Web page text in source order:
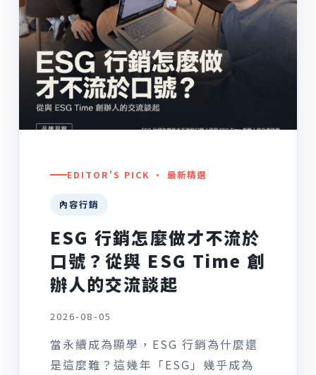
EDITOR'S PICK · 最新精選
內容行銷
ESG 行銷怎麼做才不流於
口號？從與 ESG Time 創
辦人的交流談起
2026-08-05
當永續成為顯學，ESG 行銷為什麼還
是這麼難？這幾年「ESG」幾乎成為